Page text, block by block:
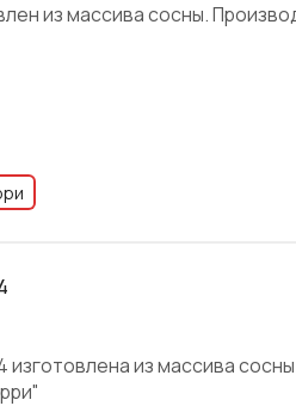
из массива сосны.
изготовлена из массива